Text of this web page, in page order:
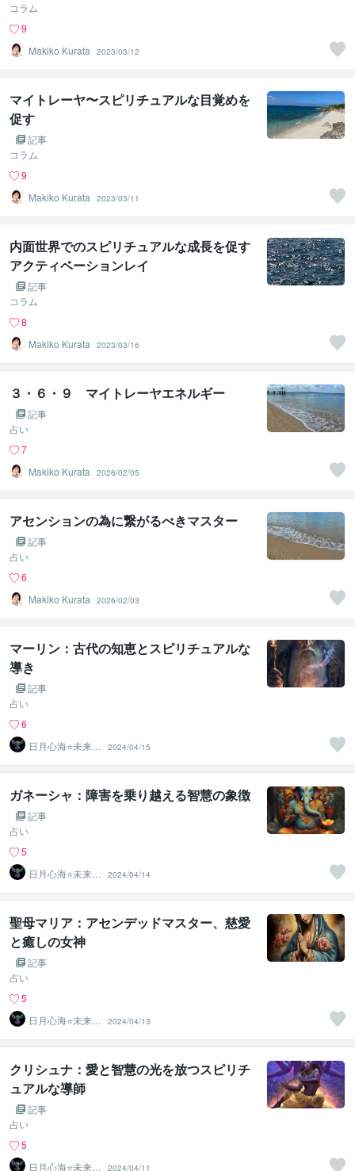
コラム
9
Makiko Kurata
2023/03/12
マイトレーヤ〜スピリチュアルな目覚めを
促す
記事
コラム
9
Makiko Kurata
2023/03/11
内面世界でのスピリチュアルな成長を促す
アクティベーションレイ
記事
コラム
8
Makiko Kurata
2023/03/16
３・６・９ マイトレーヤエネルギー
記事
占い
7
Makiko Kurata
2026/02/05
アセンションの為に繋がるべきマスター
記事
占い
6
Makiko Kurata
2026/02/03
マーリン：古代の知恵とスピリチュアルな
導き
記事
占い
6
日月心海⭐未来灯
火
2024/04/15
ガネーシャ：障害を乗り越える智慧の象徴
記事
占い
5
日月心海⭐未来灯
火
2024/04/14
聖母マリア：アセンデッドマスター、慈愛
と癒しの女神
記事
占い
5
日月心海⭐未来灯
火
2024/04/13
クリシュナ：愛と智慧の光を放つスピリチ
ュアルな導師
記事
占い
5
日月心海⭐未来灯
2024/04/11